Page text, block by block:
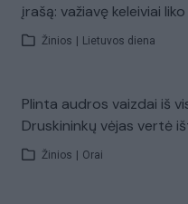
įrašą: važiavę keleiviai
Žinios Lietuvos diena
Plinta audros vaizdai iš
Druskininkų vėjas vertė
Žinios Orai